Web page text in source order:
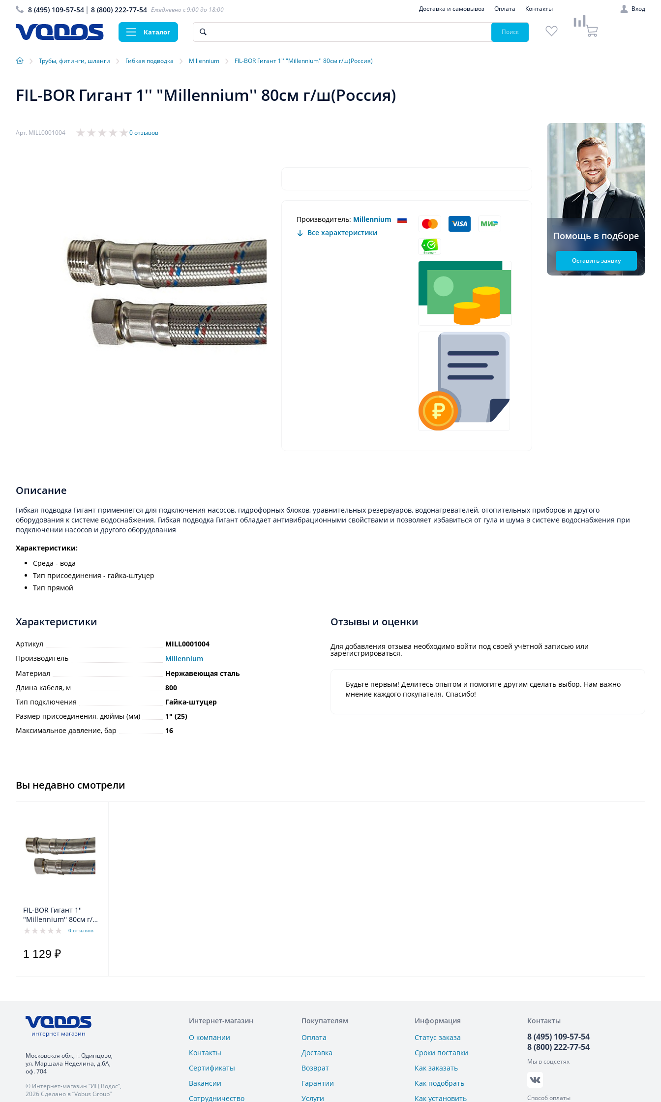
8 (495) 109-57-54 8 (800) 222-77-54 Ежедневно с 9:00 до 18:00 Доставка и самовывоз Оплата Контакты Вход
Каталог Поиск
› Трубы, фитинги, шланги › Гибкая подводка › Millennium › FIL-BOR Гигант 1'' "Millennium'' 80см г/ш(Россия)
FIL-BOR Гигант 1'' "Millennium'' 80см г/ш(Россия)
Арт. MILL0001004 0 отзывов
Производитель: Millennium
Все характеристики
Помощь в подборе
Оставить заявку
Описание
Гибкая подводка Гигант применяется для подключения насосов, гидрофорных блоков, уравнительных резервуаров, водонагревателей, отопительных приборов и другого
оборудования к системе водоснабжения. Гибкая подводка Гигант обладает антивибрационными свойствами и позволяет избавиться от гула и шума в системе водоснабжения при
подключении насосов и другого оборудования
Характеристики:
Среда - вода
Тип присоединения - гайка-штуцер
Тип прямой
Характеристики
Артикул
MILL0001004
Производитель
Millennium
Материал
Нержавеющая сталь
Длина кабеля, м
800
Тип подключения
Гайка-штуцер
Размер присоединения, дюймы (мм)
1ʺ (25)
Максимальное давление, бар
16
Отзывы и оценки
Для добавления отзыва необходимо войти под своей учётной записью или
зарегистрироваться.
Будьте первым! Делитесь опытом и помогите другим сделать выбор. Нам важно
мнение каждого покупателя. Спасибо!
Вы недавно смотрели
FIL-BOR Гигант 1''
"Millennium'' 80см г/
ш(Россия)
0 отзывов
1 129 ₽
интернет магазин
Московская обл., г. Одинцово,
ул. Маршала Неделина, д.6А,
оф. 704
© Интернет-магазин “ИЦ Водос”,
2026 Сделано в “Vobus Group”
Интернет-магазин
О компании
Контакты
Сертификаты
Вакансии
Сотрудничество
Покупателям
Оплата
Доставка
Возврат
Гарантии
Услуги
Информация
Статус заказа
Сроки поставки
Как заказать
Как подобрать
Как установить
Контакты
8 (495) 109-57-54
8 (800) 222-77-54
Мы в соцсетях
Способ оплаты